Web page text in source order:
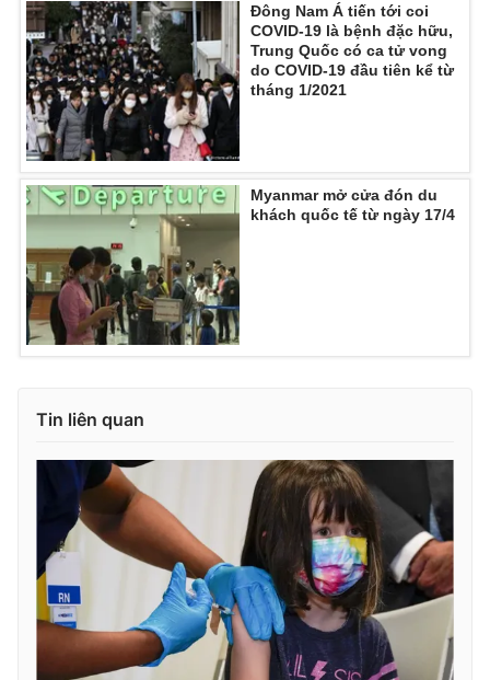
Đông Nam Á tiến tới coi
COVID-19 là bệnh đặc hữu,
Trung Quốc có ca tử vong
do COVID-19 đầu tiên kể từ
tháng 1/2021
Myanmar mở cửa đón du
khách quốc tế từ ngày 17/4
Tin liên quan